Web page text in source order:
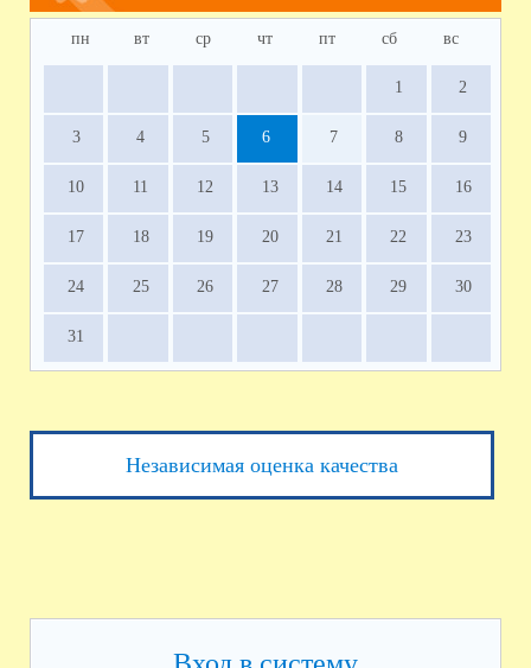
пн вт ср чт пт сб вс
1 2
3 4 5 6 7 8 9
10 11 12 13 14 15 16
17 18 19 20 21 22 23
24 25 26 27 28 29 30
31
Независимая оценка качества